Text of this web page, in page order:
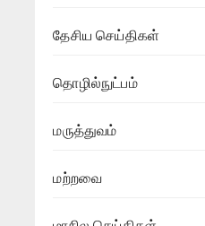
தேசிய செய்திகள்
தொழில்நுட்பம்
மருத்துவம்
மற்றவை